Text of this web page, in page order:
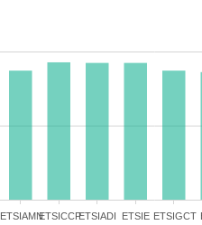
ETSIAMNETSICCPETSIADI ETSIE ETSIGCT